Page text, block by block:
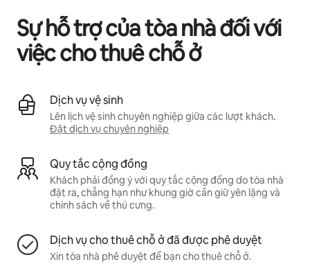
Sự hỗ trợ của tòa nhà đối với
việc cho thuê chỗ ở
Dịch vụ vệ sinh
Lên lịch vệ sinh chuyên nghiệp giữa các lượt khách.
Đặt dịch vụ chuyên nghiệp
Quy tắc cộng đồng
Khách phải đồng ý với quy tắc cộng đồng do tòa nhà
đặt ra, chẳng hạn như khung giờ cần giữ yên lặng và
chính sách về thú cưng.
Dịch vụ cho thuê chỗ ở đã được phê duyệt
Xin tòa nhà phê duyệt để bạn cho thuê chỗ ở.